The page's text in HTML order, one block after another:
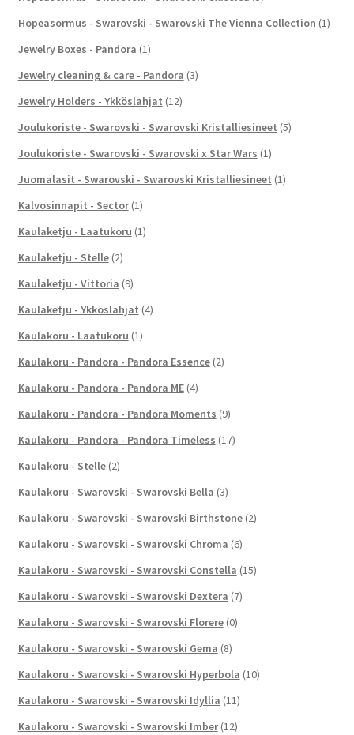
Hopeasormus - Swarovski - Swarovski The Vienna Collection (1)
Jewelry Boxes - Pandora (1)
Jewelry cleaning & care - Pandora (3)
Jewelry Holders - Ykköslahjat (12)
Joulukoriste - Swarovski - Swarovski Kristalliesineet (5)
Joulukoriste - Swarovski - Swarovski x Star Wars (1)
Juomalasit - Swarovski - Swarovski Kristalliesineet (1)
Kalvosinnapit - Sector (1)
Kaulaketju - Laatukoru (1)
Kaulaketju - Stelle (2)
Kaulaketju - Vittoria (9)
Kaulaketju - Ykköslahjat (4)
Kaulakoru - Laatukoru (1)
Kaulakoru - Pandora - Pandora Essence (2)
Kaulakoru - Pandora - Pandora ME (4)
Kaulakoru - Pandora - Pandora Moments (9)
Kaulakoru - Pandora - Pandora Timeless (17)
Kaulakoru - Stelle (2)
Kaulakoru - Swarovski - Swarovski Bella (3)
Kaulakoru - Swarovski - Swarovski Birthstone (2)
Kaulakoru - Swarovski - Swarovski Chroma (6)
Kaulakoru - Swarovski - Swarovski Constella (15)
Kaulakoru - Swarovski - Swarovski Dextera (7)
Kaulakoru - Swarovski - Swarovski Florere (0)
Kaulakoru - Swarovski - Swarovski Gema (8)
Kaulakoru - Swarovski - Swarovski Hyperbola (10)
Kaulakoru - Swarovski - Swarovski Idyllia (11)
Kaulakoru - Swarovski - Swarovski Imber (12)